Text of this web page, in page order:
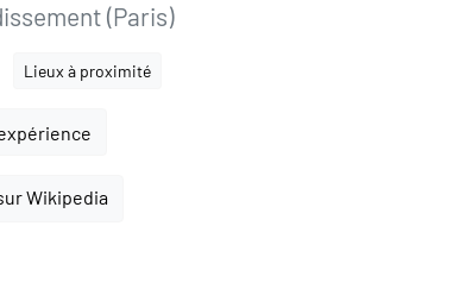
(Paris)
Lieux à proximité
Wikipedia